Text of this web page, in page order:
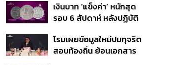
เงินบาท ‘แข็งค่า’ หนักสุด
รอบ 6 สัปดาห์ หลังปฏิบัติ
สหรัฐฯ-ญี่ปุ่น Standard
Chartered เปิดเป้าสิ้นปีนี้
โรมเผยข้อมูลใหม่ปมทุจริต
สอบท้องถิ่น ย้อนเอกสาร